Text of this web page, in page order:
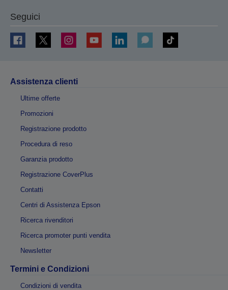
Seguici
Assistenza clienti
Ultime offerte
Promozioni
Registrazione prodotto
Procedura di reso
Garanzia prodotto
Registrazione CoverPlus
Contatti
Centri di Assistenza Epson
Ricerca rivenditori
Ricerca promoter punti vendita
Newsletter
Termini e Condizioni
Condizioni di vendita